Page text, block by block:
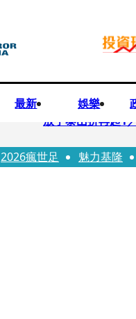
最新 娛樂
快訊
放手泰山拚再起1
快訊
泰國男偶像離奇
2026瘋世足 魅力基隆